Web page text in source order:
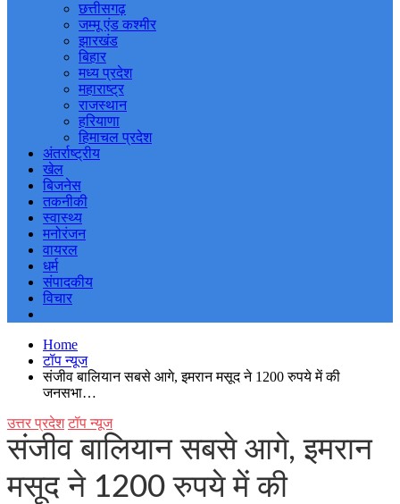
छत्तीसगढ़
जम्मू एंड कश्मीर
झारखंड
बिहार
मध्य प्रदेश
महाराष्ट्र
राजस्थान
हरियाणा
हिमाचल प्रदेश
अंतर्राष्ट्रीय
खेल
बिजनेस
तकनीकी
स्वास्थ्य
मनोरंजन
वायरल
धर्म
संपादकीय
विचार
Home
टॉप न्यूज
संजीव बालियान सबसे आगे, इमरान मसूद ने 1200 रुपये में की
जनसभा…
उत्तर प्रदेश टॉप न्यूज
संजीव बालियान सबसे आगे, इमरान
मसूद ने 1200 रुपये में की